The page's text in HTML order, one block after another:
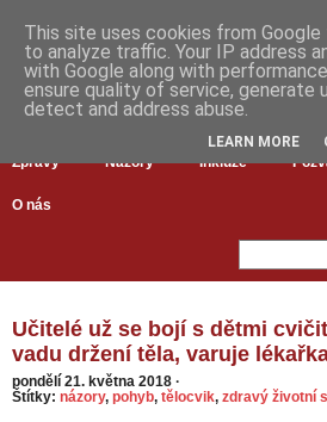
Zprávy Názory Inkluze
O nás
Učitelé už se bojí s dětmi
vadu držení těla, varuje
pondělí 21. května 2018 ·
Štítky: názory, pohyb, tělocvik, zdravý životní
This site uses cookies from
to analyze traffic. Your IP address
with Google along with
ensure quality of service, generate
detect and address abuse.
LEARN MORE